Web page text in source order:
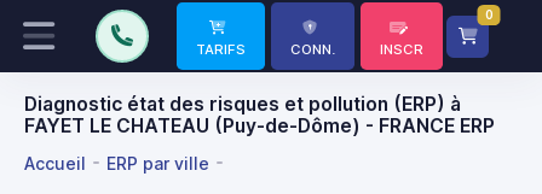
TARIFS CONN. INSCR
0
Diagnostic état des risques et pollution (ERP) à
FAYET LE CHATEAU (Puy-de-Dôme) - FRANCE ERP
Accueil ERP par ville